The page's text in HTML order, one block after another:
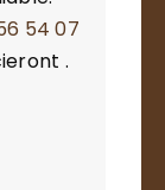
54 07
.